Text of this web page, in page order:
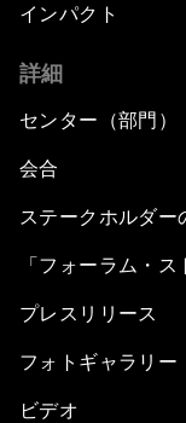
インパクト
詳細
センター（部門）
会合
ステークホルダー
「フォーラム・ス
プレスリリース
フォトギャラリー
ビデオ